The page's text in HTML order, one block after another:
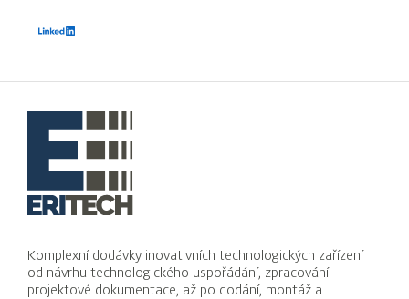
Komplexní dodávky inovativních technologických zařízení
od návrhu technologického uspořádání, zpracování
projektové dokumentace, až po dodání, montáž a